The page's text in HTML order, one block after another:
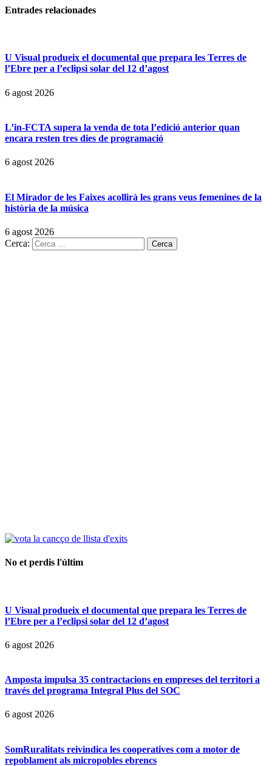
Entrades relacionades
U Visual produeix el documental que prepara les Terres de
l’Ebre per a l’eclipsi solar del 12 d’agost
6 agost 2026
L’in-FCTA supera la venda de tota l’edició anterior quan
encara resten tres dies de programació
6 agost 2026
El Mirador de les Faixes acollirà les grans veus femenines de la
història de la música
6 agost 2026
Cerca:
No et perdis l'últim
U Visual produeix el documental que prepara les Terres de
l’Ebre per a l’eclipsi solar del 12 d’agost
6 agost 2026
Amposta impulsa 35 contractacions en empreses del territori a
través del programa Integral Plus del SOC
6 agost 2026
SomRuralitats reivindica les cooperatives com a motor de
repoblament als micropobles ebrencs